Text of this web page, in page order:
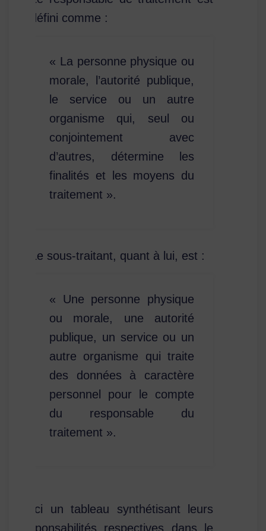
défini comme :
« La personne physique ou
morale, l’autorité publique,
le service ou un autre
organisme qui, seul ou
conjointement avec
d’autres, détermine les
finalités et les moyens du
traitement ».
Le sous-traitant, quant à lui, est :
« Une personne physique
ou morale, une autorité
publique, un service ou un
autre organisme qui traite
des données à caractère
personnel pour le compte
du responsable du
traitement ».
Voici un tableau synthétisant leurs
responsabilités respectives dans le